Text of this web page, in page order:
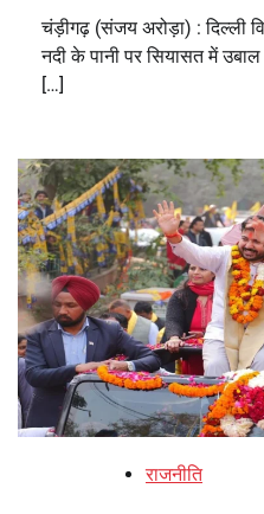
चंड़ीगढ़ (संजय अरोड़ा) : दिल्ली
नदी के पानी पर सियासत में
[…]
राजनीति